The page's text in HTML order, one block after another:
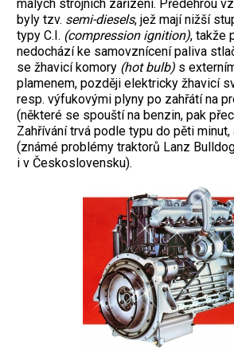
malých strojních zařízení. Předehrou
byly tzv. semi-diesels, jež mají nižší
typy C.I. (compression ignition), takže
nedochází ke samovznícení paliva
se žhavicí komory (hot bulb) s
plamenem, později elektricky žhavicí
resp. výfukovými plyny po zahřátí na
(některé se spouští na benzin, pak
Zahřívání trvá podle typu do pěti
(známé problémy traktorů Lanz
i v Československu).